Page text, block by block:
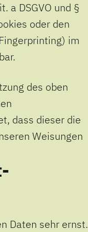
a DSGVO und §
oder den
im
des oben
dass dieser die
Weisungen
Daten sehr ernst.